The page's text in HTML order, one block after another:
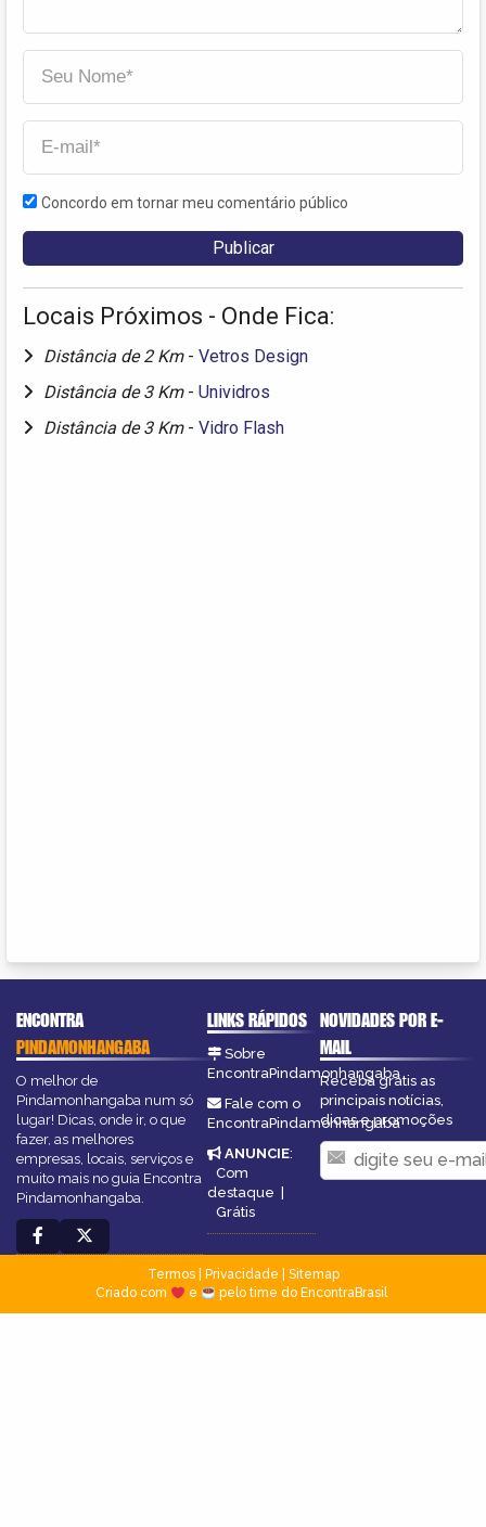
Concordo em tornar meu comentário público
Locais Próximos - Onde Fica:
Distância de 2 Km - Vetros Design
Distância de 3 Km - Unividros
Distância de 3 Km - Vidro Flash
ENCONTRA
PINDAMONHANGABA
O melhor de
Pindamonhangaba num só
lugar! Dicas, onde ir, o que
fazer, as melhores
empresas, locais, serviços e
muito mais no guia Encontra
Pindamonhangaba.
LINKS RÁPIDOS
Sobre
EncontraPindamonhangaba
Fale com o
EncontraPindamonhangaba
ANUNCIE:
Com
destaque
Grátis
NOVIDADES POR E-
MAIL
Receba grátis as
principais notícias,
dicas e promoções
Termos| Privacidade
Sitemap
Criado com
e pelo time do EncontraBrasil